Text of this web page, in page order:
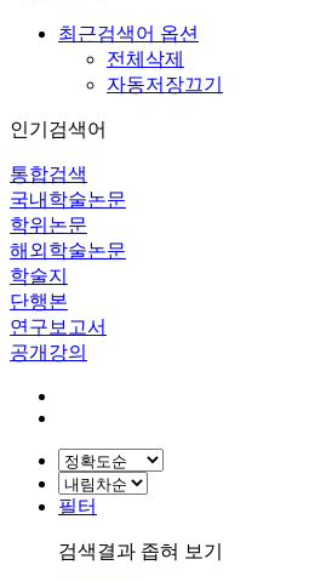
최근검색어 옵션
전체삭제
자동저장끄기
인기검색어
통합검색
국내학술논문
학위논문
해외학술논문
학술지
단행본
연구보고서
공개강의
필터
검색결과 좁혀 보기